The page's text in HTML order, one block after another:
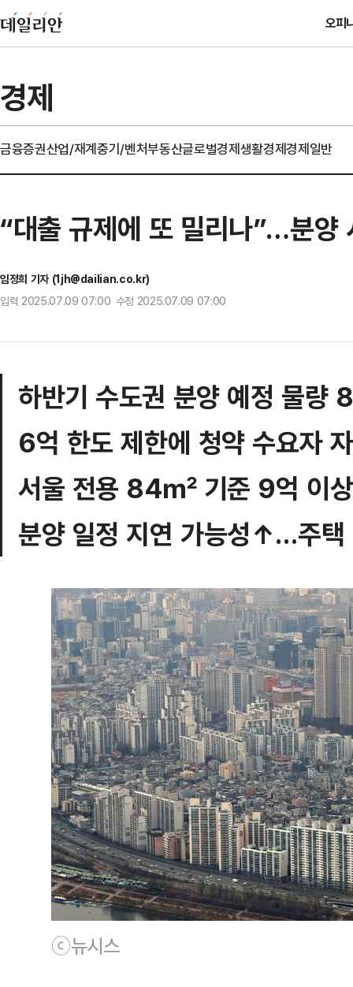
오피
경제
금융증권산업/재계중기/벤처부동산글로벌경제생활경제경제일반
“대출 규제에 또 밀리나”…분양
임정희 기자 (1jh@dailian.co.kr)
입력 2025.07.09 07:00 수정 2025.07.09 07:00
하반기 수도권 분양 예정 물량
6억 한도 제한에 청약 수요자
서울 전용 84㎡ 기준 9억 이
분양 일정 지연 가능성↑…주택
ⓒ뉴시스